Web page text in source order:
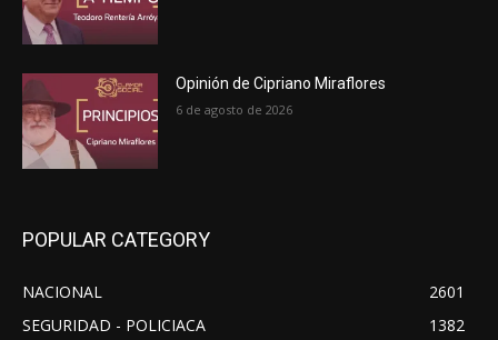
Opinión de Cipriano Miraflores
6 de agosto de 2026
POPULAR CATEGORY
NACIONAL
2601
SEGURIDAD - POLICIACA
1382